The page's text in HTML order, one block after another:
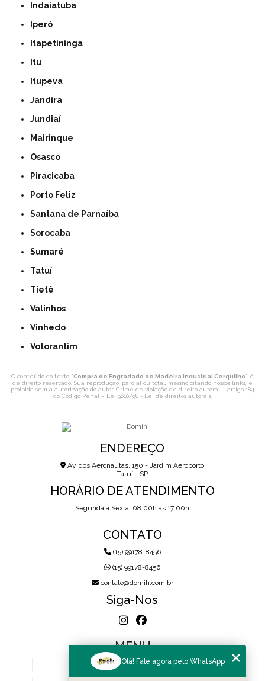
Indaiatuba
Iperó
Itapetininga
Itu
Itupeva
Jandira
Jundiaí
Mairinque
Osasco
Piracicaba
Porto Feliz
Santana de Parnaíba
Sorocaba
Sumaré
Tatuí
Tietê
Valinhos
Vinhedo
Votorantim
O conteúdo do texto "Compra de Engradado de Madeira Industrial Cerquilho" é
de direito reservado. Sua reprodução, parcial ou total, mesmo citando nossos links, é
proibida sem a autorização do autor. Crime de violação de direito autoral – artigo 184
do Código Penal – Lei 9610/98 - Lei de direitos autorais.
ENDEREÇO
Av. dos Aeronautas, 150 - Jardim Aeroporto
Tatuí - SP
HORÁRIO DE ATENDIMENTO
Segunda a Sexta: 08:00h às 17:00h
CONTATO
(15) 99178-8456
(15) 99178-8456
contato@domih.com.br
Siga-Nos
MENU
HOME
Olá! Fale agora pelo WhatsApp